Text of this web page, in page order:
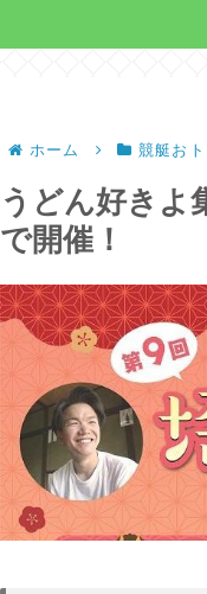
ホーム 競艇お
うどん好きよ
で開催！